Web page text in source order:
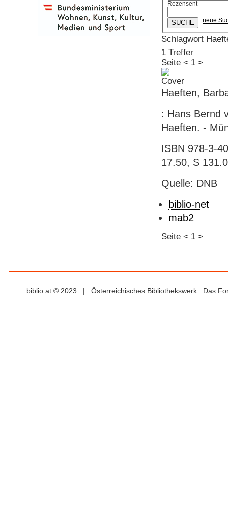
Rezensent
neue
Schlagwort
1 Treffer
Seite < 1 >
Haeften,
: Hans Bernd
Haeften. -
ISBN 978-3-
17.50, S
Quelle: DNB
biblio-net
mab2
Seite < 1 >
biblio.at © 2023 | Österreichisches Bibliothekswerk : Das